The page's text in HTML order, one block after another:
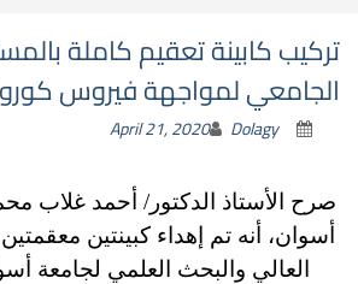
تركيب كابينة تعقيم كاملة
الجامعي لمواجهة فيروس
April 21, 2020 Dolagy
صرح الأستاذ الدكتور/ أحمد غلاب
أسوان،
أنه تم إهداء كبينتين
العالي والبحث العلمي لجامعة